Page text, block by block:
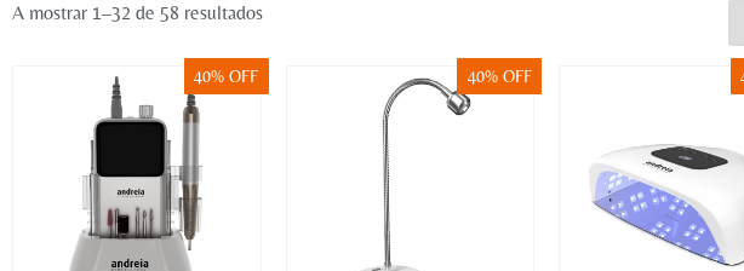
A mostrar 1–32 de 58 resultados
40% OFF 40% OFF